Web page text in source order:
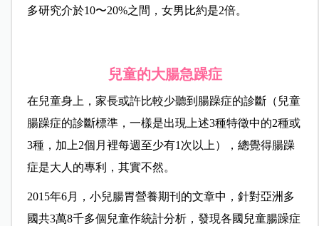
多研究介於10〜20%之間，女男比約是2倍。
兒童的大腸急躁症
在兒童身上，家長或許比較少聽到腸躁症的診斷（兒童
腸躁症的診斷標準，一樣是出現上述3種特徵中的2種或
3種，加上2個月裡每週至少有1次以上），總覺得腸躁
症是大人的專利，其實不然。
2015年6月，小兒腸胃營養期刊的文章中，針對亞洲多
國共3萬8千多個兒童作統計分析，發現各國兒童腸躁症